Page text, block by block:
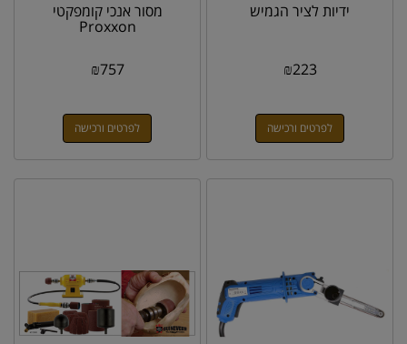
ידיות לציר הגמיש
₪223
לפרטים ורכישה
מסור אנכי קומפקטי
Proxxon
₪757
לפרטים ורכישה